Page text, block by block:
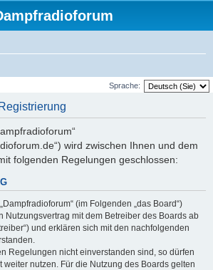
Sprache:
wird zwischen Ihnen und dem
folgenden Regelungen geschlossen:
(im Folgenden „das Board“)
Nutzungsvertrag mit dem Betreiber des Boards ab
und erklären sich mit den nachfolgenden
Regelungen nicht einverstanden sind, so dürfen
weiter nutzen. Für die Nutzung des Boards gelten